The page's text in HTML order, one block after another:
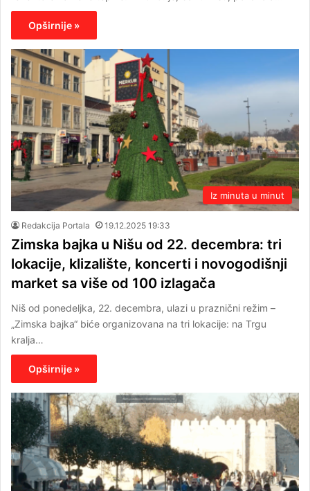
Opširnije »
Iz minuta u minut
Redakcija Portala 19.12.2025 19:33
Zimska bajka u Nišu od 22. decembra: tri
lokacije, klizalište, koncerti i novogodišnji
market sa više od 100 izlagača
Niš od ponedeljka, 22. decembra, ulazi u praznični režim –
„Zimska bajka“ biće organizovana na tri lokacije: na Trgu
kralja…
Opširnije »